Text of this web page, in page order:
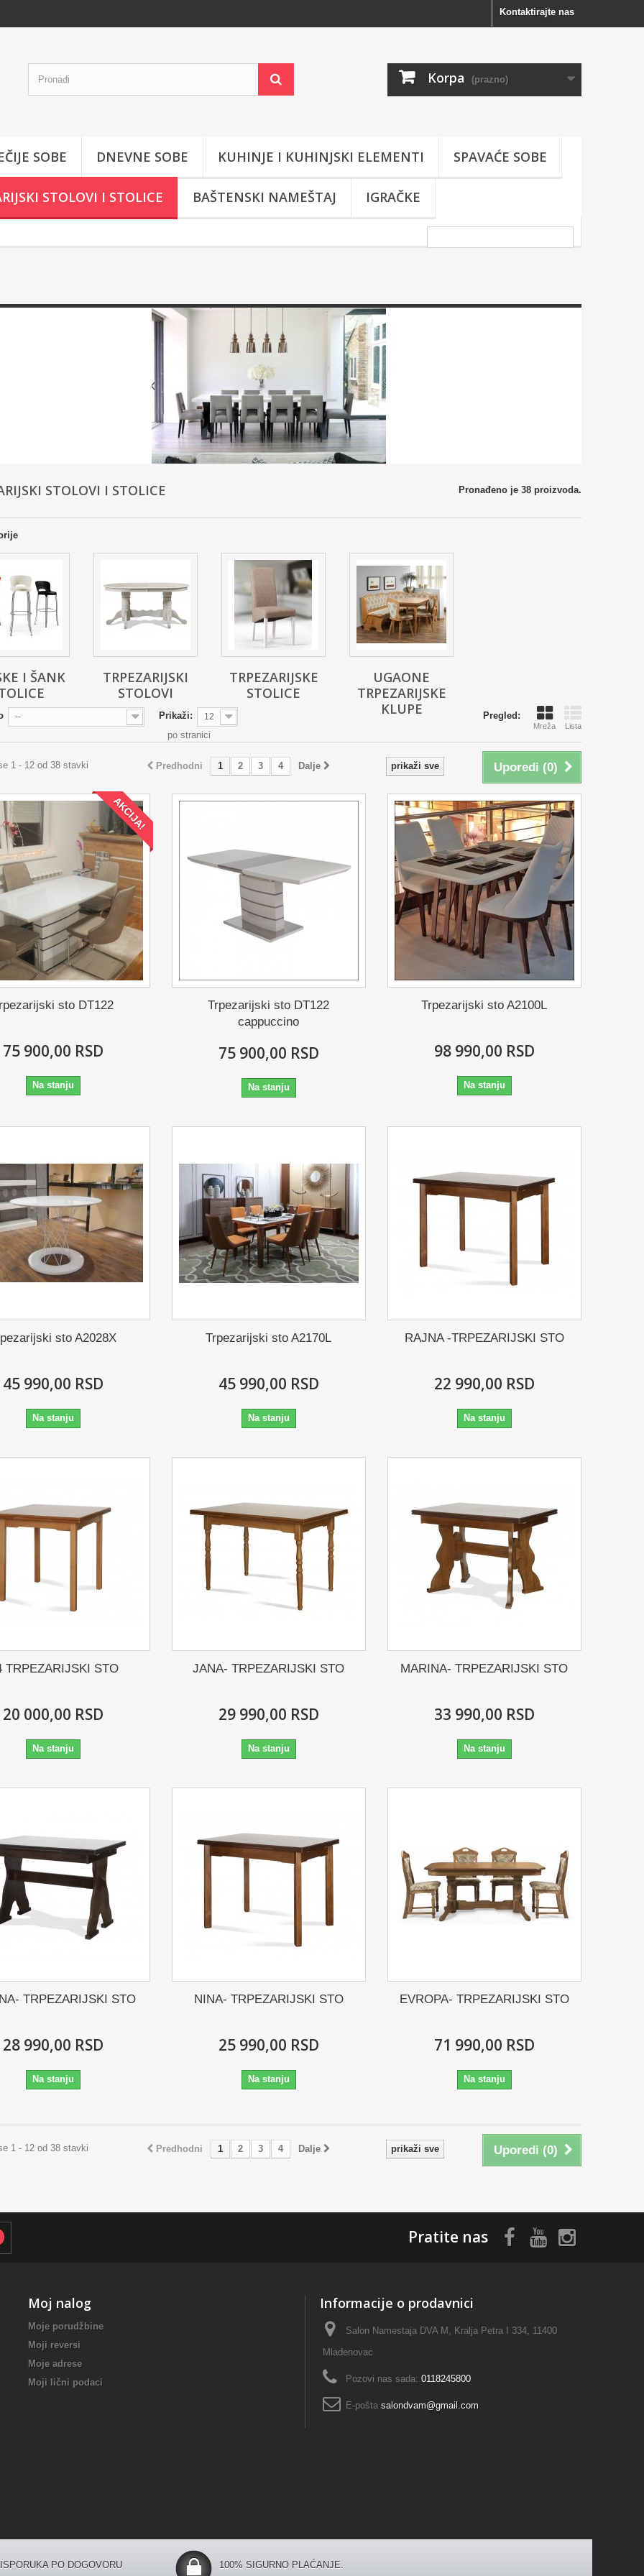
Kontaktirajte nas
Korpa (prazno)
SOBE DNEVNE SOBE KUHINJE I KUHINJSKI ELEMENTI SPAVAĆE SOBE
STOLOVI I STOLICE BAŠTENSKI NAMEŠTAJ IGRAČKE
STOLOVI I STOLICE Pronađeno je 38 proizvoda.
I ŠANK
TRPEZARIJSKI
STOLOVI
TRPEZARIJSKE
STOLICE
UGAONE
TRPEZARIJSKE
KLUPE
Pregled:
Mreža Lista
-- Prikaži: 12
po stranici
Uporedi (0)
prikaži sve
Predhodni 1 2 3 4 Dalje
1 - 12 od 38 stavki
AKCIJA!
sto DT122
75 900,00 RSD
Na stanju
Trpezarijski sto DT122
cappuccino
75 900,00 RSD
Na stanju
Trpezarijski sto A2100L
98 990,00 RSD
Na stanju
sto A2028X
45 990,00 RSD
Na stanju
Trpezarijski sto A2170L
45 990,00 RSD
Na stanju
RAJNA -TRPEZARIJSKI STO
22 990,00 RSD
Na stanju
TRPEZARIJSKI STO
20 000,00 RSD
Na stanju
JANA- TRPEZARIJSKI STO
29 990,00 RSD
Na stanju
MARINA- TRPEZARIJSKI STO
33 990,00 RSD
Na stanju
TRPEZARIJSKI STO
28 990,00 RSD
Na stanju
NINA- TRPEZARIJSKI STO
25 990,00 RSD
Na stanju
EVROPA- TRPEZARIJSKI STO
71 990,00 RSD
Na stanju
Uporedi (0)
prikaži sve
Predhodni 1 2 3 4 Dalje
1 - 12 od 38 stavki
Pratite nas
Moj nalog
Moje porudžbine
Moji reversi
Moje adrese
Moji lični podaci
Informacije o prodavnici
Salon Namestaja DVA M, Kralja Petra I 334, 11400
Mladenovac
Pozovi nas sada: 0118245800
E-pošta salondvam@gmail.com
ISPORUKA PO DOGOVORU 100% SIGURNO PLAĆANJE.